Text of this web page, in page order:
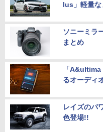
lus」軽量な
ソニーミラ
まとめ
「
るオーディ
レイズのパ
色登場!!